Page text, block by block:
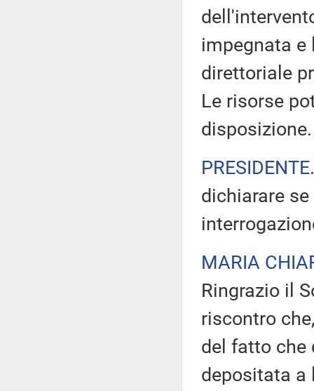
impegnata
direttoriale
Le risorse
disposizione.
PRESIDENTE
dichiarare
MARIA
Ringrazio il
riscontro
del fatto che
depositata a